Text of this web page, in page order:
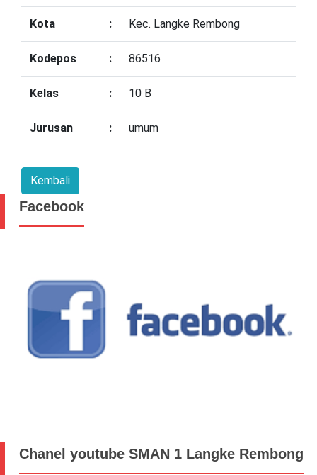
Kota : Kec. Langke Rembong
Kodepos : 86516
Kelas : 10 B
Jurusan : umum
Facebook
Chanel youtube SMAN 1 Langke Rembong